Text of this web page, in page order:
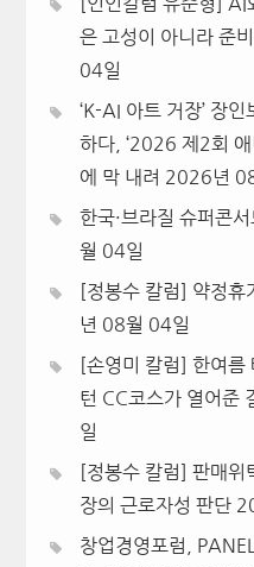
은 고성이 아니라 준
04일
‘K-AI 아트 거장’ 장
하다, ‘2026 제2회 애
에 막 내려 2026년
한국·브라질 슈퍼콘
월 04일
[정봉수 칼럼] 약정휴
년 08월 04일
[손영미 칼럼] 한여름
턴 CC코스가 열어준
일
[정봉수 칼럼] 판매위
장의 근로자성 판단
창업경영포럼,